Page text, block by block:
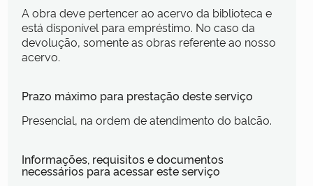
A obra deve pertencer ao acervo da biblioteca e
está disponível para empréstimo. No caso da
devolução, somente as obras referente ao nosso
acervo.
Prazo máximo para prestação deste serviço
Presencial, na ordem de atendimento do balcão.
Informações, requisitos e documentos
necessários para acessar este serviço